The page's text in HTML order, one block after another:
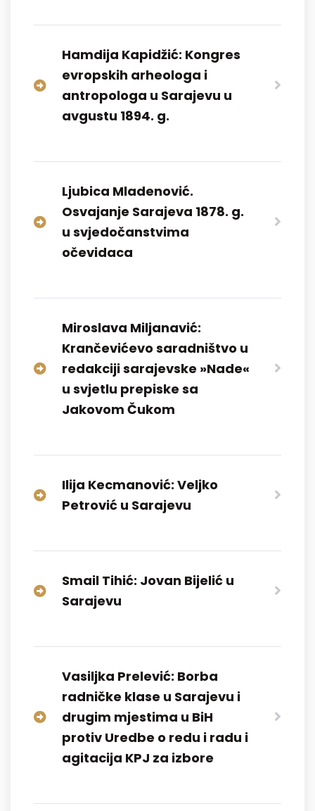
Hamdija Kapidžić: Kongres
evropskih arheologa i
antropologa u Sarajevu u
avgustu 1894. g.
Ljubica Mladenović.
Osvajanje Sarajeva 1878. g.
u svjedočanstvima
očevidaca
Miroslava Miljanavić:
Krančevićevo saradništvo u
redakciji sarajevske »Nade«
u svjetlu prepiske sa
Jakovom Čukom
Ilija Kecmanović: Veljko
Petrović u Sarajevu
Smail Tihić: Jovan Bijelić u
Sarajevu
Vasiljka Prelević: Borba
radničke klase u Sarajevu i
drugim mjestima u BiH
protiv Uredbe o redu i radu i
agitacija KPJ za izbore